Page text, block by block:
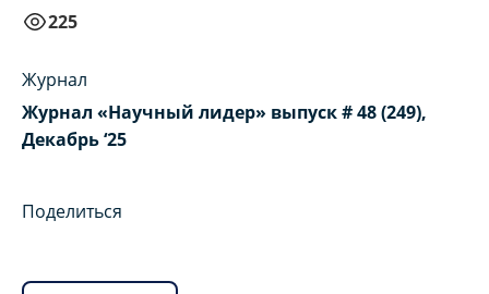
225
Журнал
Журнал «Научный лидер» выпуск # 48 (249),
Декабрь ‘25
Поделиться